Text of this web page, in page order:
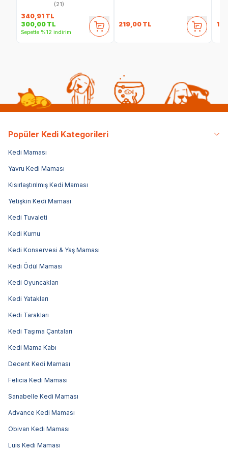
(21)
340,91 TL
300,00 TL
Sepette %12 indirim
219,00 TL
Popüler Kedi Kategorileri
Kedi Maması
Yavru Kedi Maması
Kısırlaştırılmış Kedi Maması
Yetişkin Kedi Maması
Kedi Tuvaleti
Kedi Kumu
Kedi Konservesi & Yaş Maması
Kedi Ödül Maması
Kedi Oyuncakları
Kedi Yatakları
Kedi Tarakları
Kedi Taşıma Çantaları
Kedi Mama Kabı
Decent Kedi Maması
Felicia Kedi Maması
Sanabelle Kedi Maması
Advance Kedi Maması
Obivan Kedi Maması
Luis Kedi Maması